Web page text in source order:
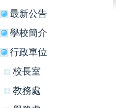
最新公告
學校簡介
行政單位
校長室
教務處